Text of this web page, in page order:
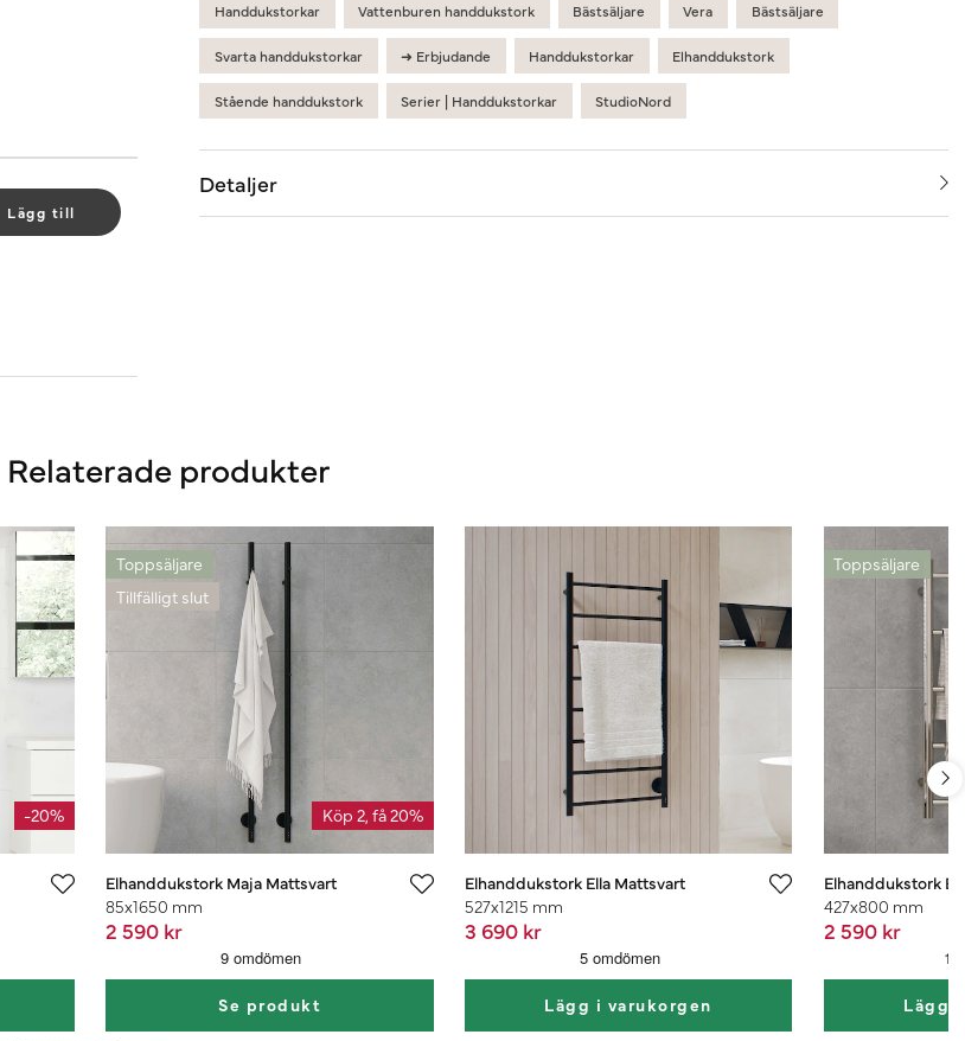
Lägg till
Handdukstorkar Vattenburen handdukstork Bästsäljare Vera Bästsäljare
Svarta handdukstorkar ➜ Erbjudande Handdukstorkar Elhanddukstork
Stående handdukstork Serier | Handdukstorkar StudioNord
Detaljer
Relaterade produkter
-20%
Toppsäljare
Tillfälligt slut
Köp 2, få 20%
Elhanddukstork Maja Mattsvart
85x1650 mm
2 590 kr
Se produkt
Elhanddukstork Ella Mattsvart
527x1215 mm
3 690 kr
Lägg i varukorgen
Toppsäljare
Elhanddukstork
427x800 mm
2 590 kr
Lägg